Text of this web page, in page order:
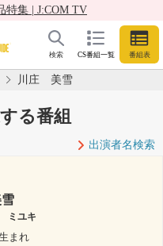
特集 | J:COM TV
CS番組一覧 番組表
検索
川庄 美雪
る番組
出演者名検索
ミユキ
まれ